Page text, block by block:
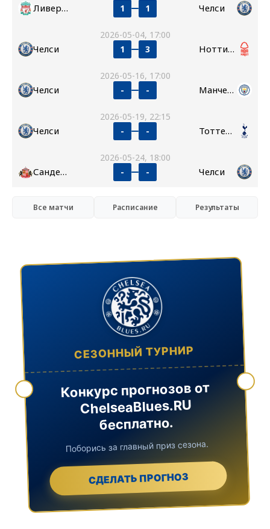
Ливерпуль 1 1 Челси
2026-05-04, 17:00
Челси 1 3 Ноттингем Форест
2026-05-16, 17:00
Челси - - Манчестер Сити
2026-05-19, 22:15
Челси - - Тоттенхэм
2026-05-24, 18:00
Сандерленд - - Челси
Все матчи Расписание Результаты
СЕЗОННЫЙ ТУРНИР
Конкурс прогнозов от
ChelseaBlues.RU
бесплатно.
Поборись за главный приз сезона.
СДЕЛАТЬ ПРОГНОЗ